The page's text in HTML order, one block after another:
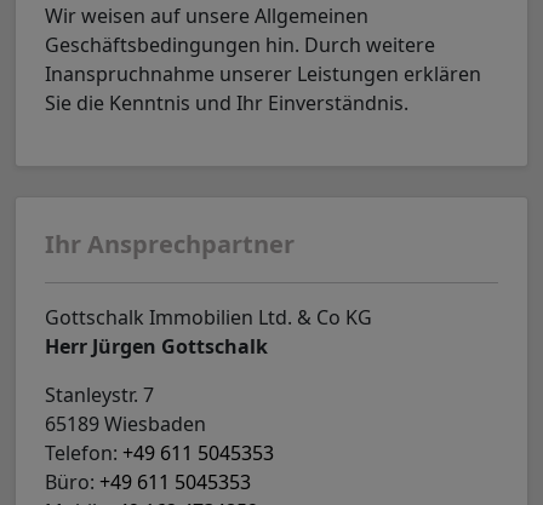
Wir weisen auf unsere Allgemeinen
Geschäftsbedingungen hin. Durch weitere
Inanspruchnahme unserer Leistungen erklären
Sie die Kenntnis und Ihr Einverständnis.
Ihr Ansprechpartner
Gottschalk Immobilien Ltd. & Co KG
Herr Jürgen Gottschalk
Stanleystr. 7
65189 Wiesbaden
Telefon: +49 611 5045353
Büro: +49 611 5045353